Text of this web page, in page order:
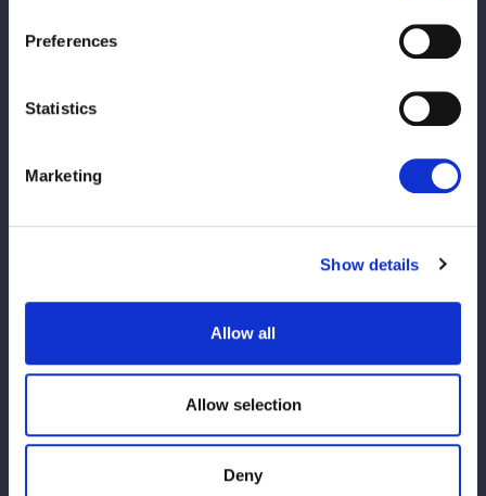
Preferences
Statistics
Marketing
Show details
Allow all
Allow selection
Deny
Pencocokan Tag